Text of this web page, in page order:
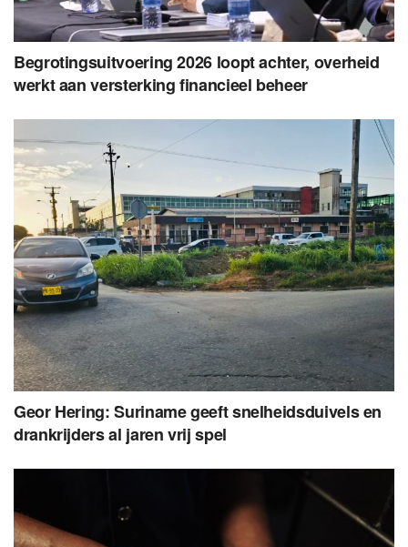
Begrotingsuitvoering 2026 loopt achter, overheid
werkt aan versterking financieel beheer
Geor Hering: Suriname geeft snelheidsduivels en
drankrijders al jaren vrij spel